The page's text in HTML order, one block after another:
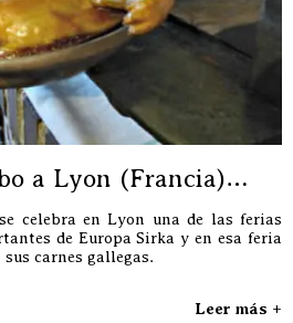
a Lyon (Francia)…
celebra en Lyon una de las ferias
de Europa Sirka y en esa feria
carnes gallegas.
Leer más +